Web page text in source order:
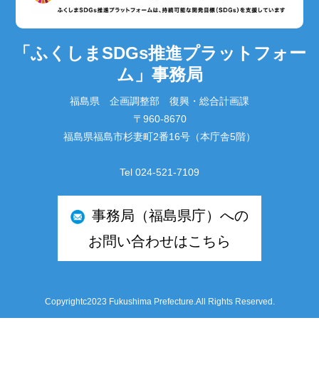
「ふくしまSDGs推進プラットフォー
ム」事務局
福島県 企画調整部 復興・総合計画課
〒960-8670
福島県福島市杉妻町2番16号（本庁舎5階）
Tel 024-521-7109
事務局（福島県庁）への
お問い合わせはこちら
Copyrightc2023 Fukushima Prefecture.All Rights Reserved.